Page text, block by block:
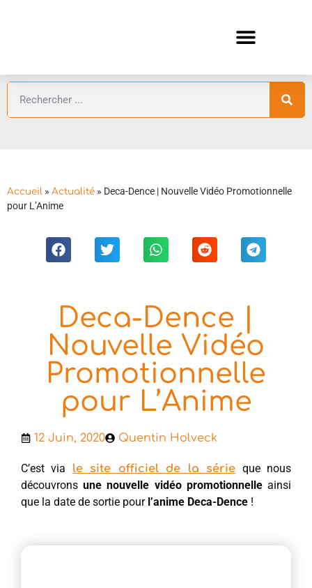
Accueil » Actualité » Deca-Dence | Nouvelle Vidéo Promotionnelle
pour L’Anime
Deca-Dence |
Nouvelle Vidéo
Promotionnelle
pour L’Anime
12 Juin, 2020 Quentin Holveck
C’est via le site officiel de la série que nous
découvronsune nouvelle vidéo promotionnelleainsi
que la date de sortie pour l’anime Deca-Dence !